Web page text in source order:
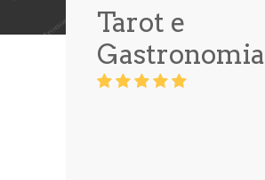
Doces
Regiões
Tarot e
Gastronomia